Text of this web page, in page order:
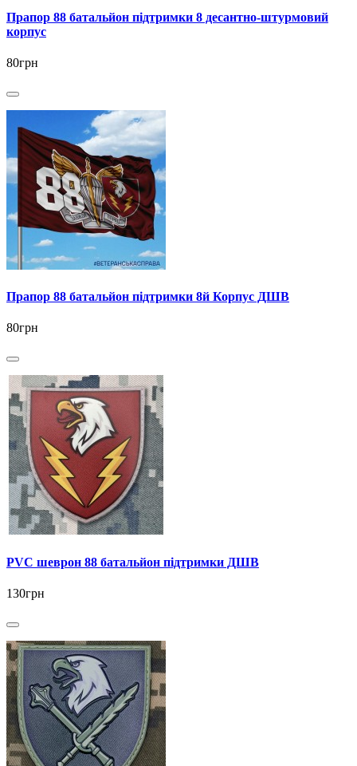
Прапор 88 батальйон підтримки 8 десантно-штурмовий
корпус
80грн
Прапор 88 батальйон підтримки 8й Корпус ДШВ
80грн
PVC шеврон 88 батальйон підтримки ДШВ
130грн